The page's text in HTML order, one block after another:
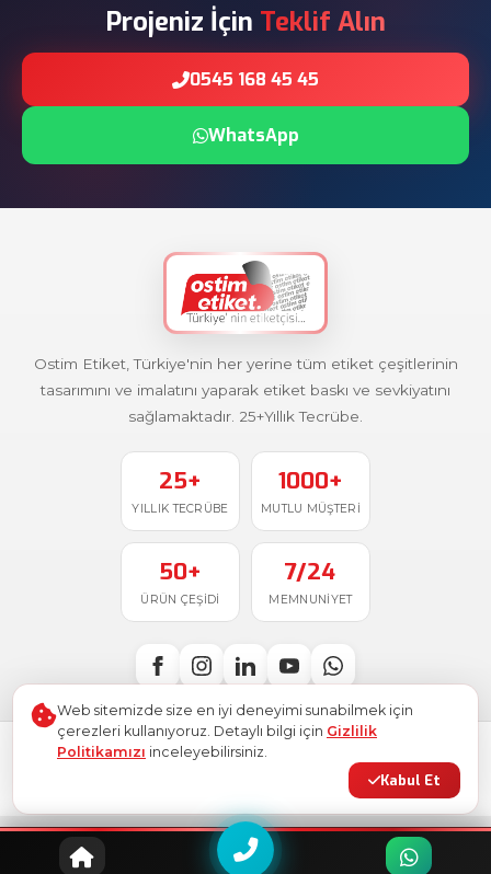
Projeniz İçin Teklif Alın
0545 168 45 45
WhatsApp
Ostim Etiket, Türkiye'nin her yerine tüm etiket çeşitlerinin
tasarımını ve imalatını yaparak etiket baskı ve sevkiyatını
sağlamaktadır. 25+Yıllık Tecrübe.
25+
YILLIK TECRÜBE
1000+
MUTLU MÜŞTERI
50+
ÜRÜN ÇEŞIDI
7/24
MEMNUNIYET
. Tüm hakları saklıdır.
Türkiye'de ile üretildi
Site Haritası
Web sitemizde size en iyi deneyimi sunabilmek için
çerezleri kullanıyoruz. Detaylı bilgi için Gizlilik
Politikamızı inceleyebilirsiniz.
Kabul Et